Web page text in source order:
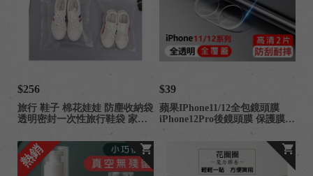
$256
旅行 鞋子 棉花娃娃 防塵收納袋
透明密封一次性旅行鞋袋 家用
$39
蘋果IPhone11/12全包鏡頭膜
iPhone12Pro後鏡頭膜 保護膜
熱銷